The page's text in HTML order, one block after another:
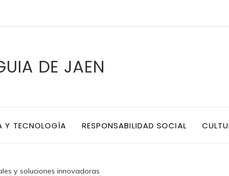
DE JAEN
Y TECNOLOGÍA RESPONSABILIDAD SOCIAL
y soluciones innovadoras